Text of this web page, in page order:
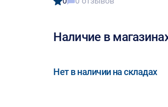
Наличие в
Нет в наличии на складах